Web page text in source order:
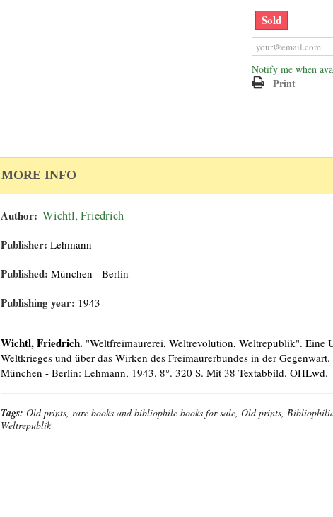
Sold
Notify me when
Print
MORE INFO
Author: Wichtl, Friedrich
Publisher: Lehmann
Published: München - Berlin
Publishing year: 1943
Wichtl, Friedrich. "Weltfreimaurerei, Weltrevolution, Weltrepublik". Eine
Weltkrieges und über das Wirken des Freimaurerbundes in der
München - Berlin: Lehmann, 1943. 8°. 320 S. Mit 38 Textabbild. OHLwd.
Tags: Old prints, rare books and bibliophile books for sale, Old prints,
Weltrepublik